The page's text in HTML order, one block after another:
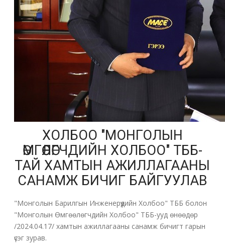
ХОЛБОО "МОНГОЛЫН
ӨМГӨӨЛӨГЧДИЙН ХОЛБОО" ТББ-
ТАЙ ХАМТЫН АЖИЛЛАГААНЫ
САНАМЖ БИЧИГ БАЙГУУЛАВ
"Монголын Барилгын Инженерүүдийн Холбоо" ТББ болон
"Монголын Өмгөөлөгчдийн Холбоо" ТББ-ууд өнөөдөр
/2024.04.17/ хамтын ажиллагааны санамж бичигт гарын
үсэг зурав.